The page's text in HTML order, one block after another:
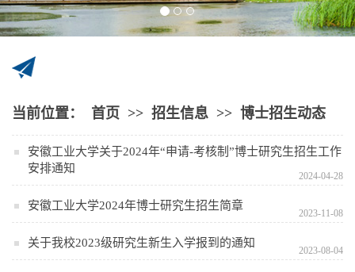
当前位置： 首页 >> 招生信息 >> 博士招生动态
安徽工业大学关于2024年“申请-考核制”博士研究生招生工作
安排通知
2024-04-28
安徽工业大学2024年博士研究生招生简章
2023-11-08
关于我校2023级研究生新生入学报到的通知
2023-08-04